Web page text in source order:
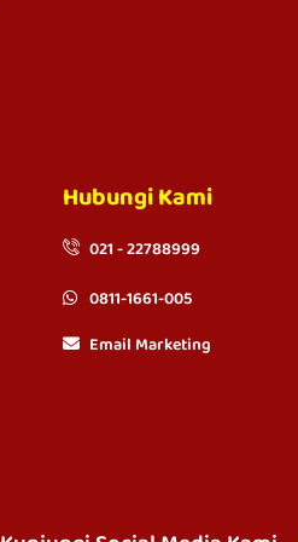
Hubungi Kami
021 - 22788999
0811-1661-005
Email Marketing